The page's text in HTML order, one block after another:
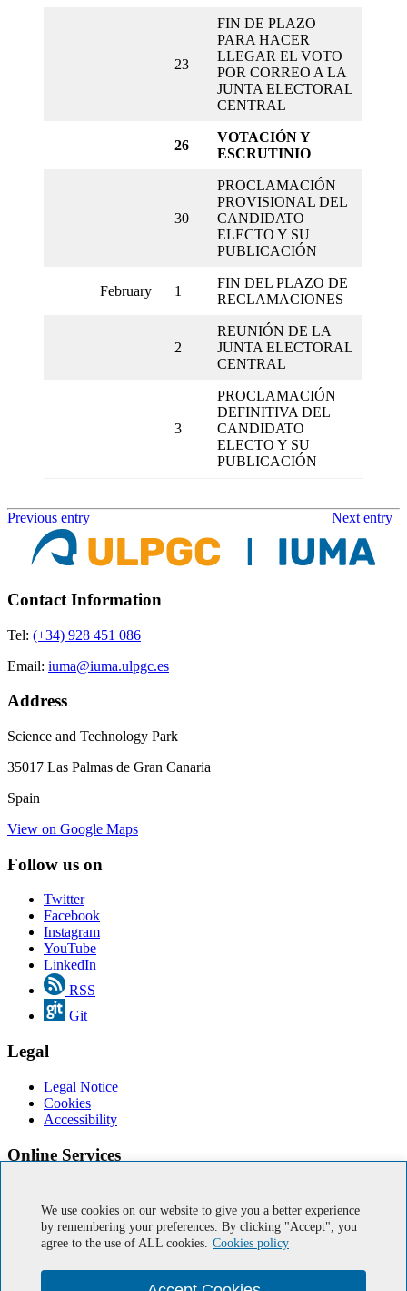
We use cookies on our website to give you a better experience
by remembering your preferences. By clicking "Accept", you
agree to the use of ALL cookies. Cookies policy
23
FIN DE PLAZO
PARA HACER
LLEGAR EL VOTO
POR CORREO A LA
JUNTA ELECTORAL
CENTRAL
26
VOTACIÓN Y
ESCRUTINIO
30
PROCLAMACIÓN
PROVISIONAL DEL
CANDIDATO
ELECTO Y SU
PUBLICACIÓN
February 1
FIN DEL PLAZO DE
RECLAMACIONES
2
REUNIÓN DE LA
JUNTA ELECTORAL
CENTRAL
3
PROCLAMACIÓN
DEFINITIVA DEL
CANDIDATO
ELECTO Y SU
PUBLICACIÓN
Previous entry Next entry
Contact Information
Tel: (+34) 928 451 086
Email: iuma@iuma.ulpgc.es
Address
Science and Technology Park
35017 Las Palmas de Gran Canaria
Spain
View on Google Maps
Follow us on
Twitter
Facebook
Instagram
YouTube
LinkedIn
RSS
Git
Legal
Legal Notice
Cookies
Accessibility
Online Services
IT Support
Member of Europractice
Ministry of Economy, Industry, and Competitiveness.
Government of the Canary Islands
European Regional Development Fund